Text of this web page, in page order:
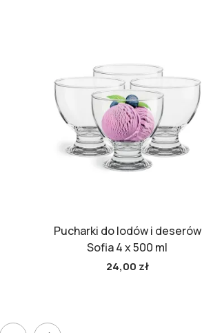
Pucharki do lodów i deserów
Sofia 4 x 500 ml
24,00 zł